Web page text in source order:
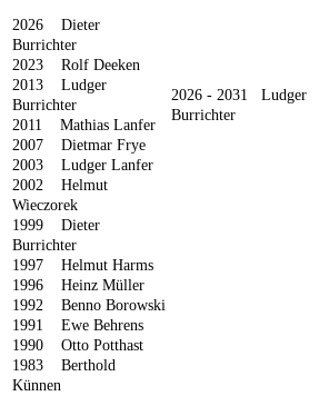
2026 Dieter
Burrichter
2023 Rolf Deeken
2013 Ludger
Burrichter
2011 Mathias Lanfer
2007 Dietmar Frye
2003 Ludger Lanfer
2002 Helmut
Wieczorek
1999 Dieter
Burrichter
1997 Helmut Harms
1996 Heinz Müller
1992 Benno Borowski
1991 Ewe Behrens
1990 Otto Potthast
1983 Berthold
Künnen
2026 - 2031 Ludger
Burrichter